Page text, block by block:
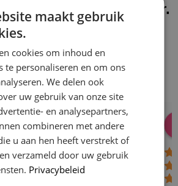
en netjes achter.
Donald Vossen
08:28 17 Dec 24
Lisa Vlok
06:41 08 Oct 24 10:58 31
maakt gebruik
cookies om inhoud en
te personaliseren en om ons
We delen ook
uw gebruik van onze site
en analysepartners,
combineren met andere
u aan hen heeft verstrekt of
verzameld door uw gebruik
Privacybeleid